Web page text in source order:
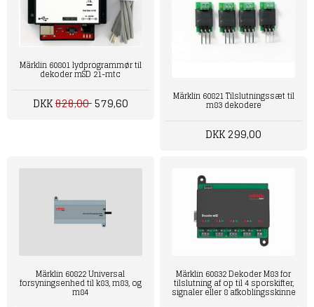
Märklin 60801 lydprogrammør til
dekoder mSD 21-mtc
DKK828,00579,60 Märklin 60821 Tilslutningssæt til
m83 dekodere
DKK 299,00
Märklin 60822 Universal
forsyningsenhed til k83, m83, og
m84
Märklin 60832 Dekoder M83 for
tilslutning af op til 4 sporskifter,
signaler eller 8 afkoblingsskinne